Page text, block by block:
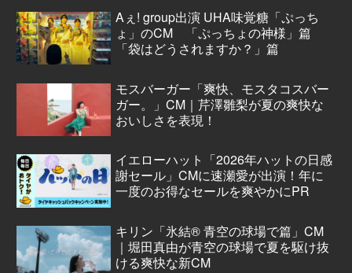
Aぇ! group出演 UHA味覚糖「ぷっち
ょ」のCM 「ぷっちょの神様」篇
「袋はどうされますか？」篇
モスバーガー「爽快、モスタコスバー
ガー。」CM｜芹澤雛梨が夏の爽快な
おいしさを表現！
イエローハット「2026年ハットの日感
謝セール」CMに速瀬愛が出演！年に
一度のお得なセールを爽やかにPR
キリン「氷結® 青空の球場で篇」CM
｜堀田真由が青空の球場で夏を駆け抜
ける爽快な新CM